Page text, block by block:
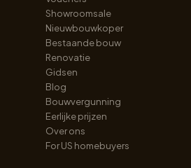
Showroomsale
Nieuwbouwkoper
Bestaande bouw
Renovatie
Gidsen
Blog
Bouwvergunning
Eerlijke prijzen
Over ons
For US homebuyers